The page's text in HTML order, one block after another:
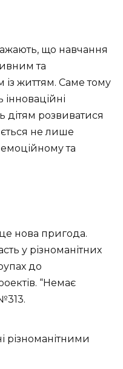
що навчання
та
із життям. Саме тому
дітям розвиватися
не лише
та
нова пригода.
у різноманітних
до
“Немає
різноманітними